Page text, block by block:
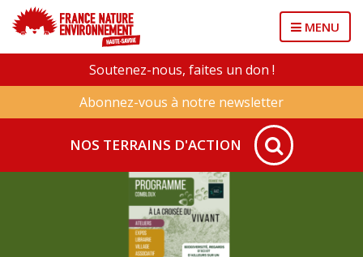
MENU
Soutenez-nous, faites un don !
Abonnez-vous à notre newsletter
NOS TERRAINS D'ACTION